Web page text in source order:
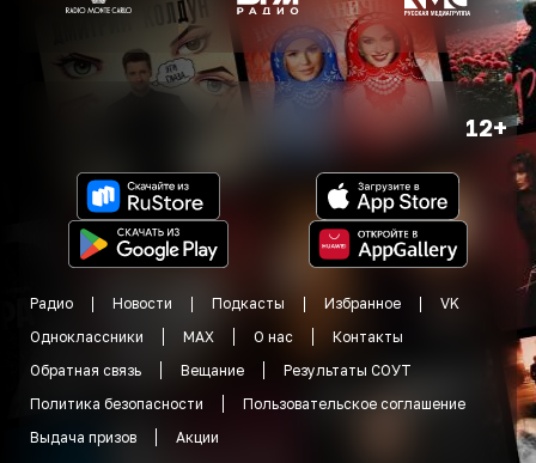
12+
Радио Новости Подкасты Избранное
VK
Одноклассники
MAX О нас
Контакты
Обратная связь
Вещание
Результаты СОУТ
Политика безопасности
Пользовательское соглашение
Выдача призов
Акции